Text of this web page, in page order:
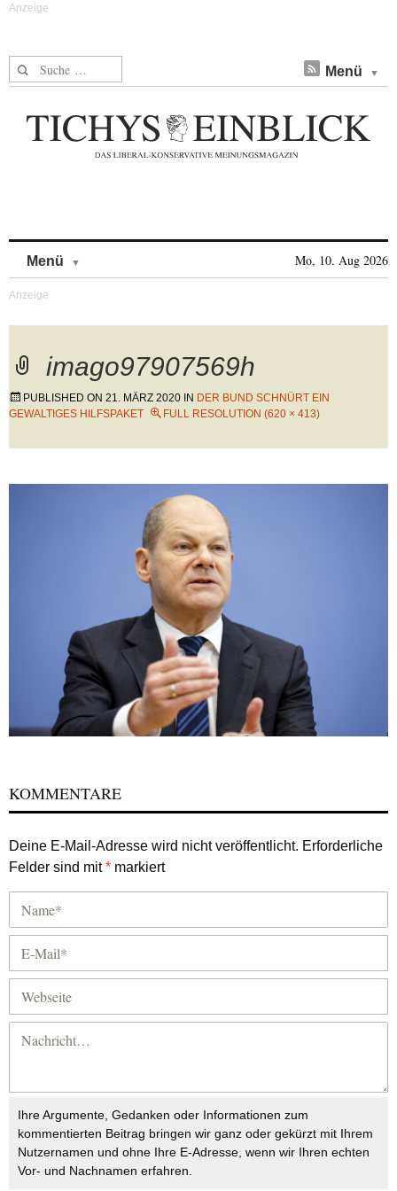
Suche nach: Menü
Menü Mo, 10. Aug 2026
imago97907569h
PUBLISHED ON 21. MÄRZ 2020 IN DER BUND SCHNÜRT EIN
GEWALTIGES HILFSPAKET
FULL RESOLUTION (620 × 413)
KOMMENTARE
Deine E-Mail-Adresse wird nicht veröffentlicht. Erforderliche
Felder sind mit* markiert
Ihre Argumente, Gedanken oder Informationen zum
kommentierten Beitrag bringen wir ganz oder gekürzt mit Ihrem
Nutzernamen und ohne Ihre E-Adresse, wenn wir Ihren echten
Vor- und Nachnamen erfahren.